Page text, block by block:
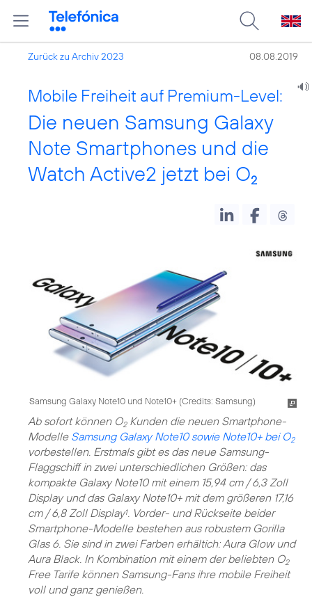
Zurück zu Archiv 2023 08.08.2019
Mobile Freiheit auf Premium-Level:
Die neuen Samsung Galaxy
Note Smartphones und die
Watch Active2 jetzt bei O2
Samsung Galaxy Note10 und Note10+ (Credits: Samsung)
Ab sofort können O2Kunden die neuen Smartphone-
Modelle Samsung Galaxy Note10 sowie Note10+ bei O2
vorbestellen. Erstmals gibt es das neue Samsung-
Flaggschiff in zwei unterschiedlichen Größen: das
kompakte Galaxy Note10 mit einem 15,94 cm / 6,3 Zoll
Display und das Galaxy Note10+ mit dem größeren 17,16
cm / 6,8 Zoll Display1. Vorder- und Rückseite beider
Smartphone-Modelle bestehen aus robustem Gorilla
Glas 6. Sie sind in zwei Farben erhältich: Aura Glow und
Aura Black. In Kombination mit einem der beliebten O2
Free Tarife können Samsung-Fans ihre mobile Freiheit
voll und ganz genießen.